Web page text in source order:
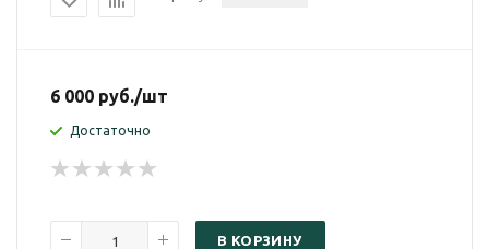
6 000 руб./шт
Достаточно
В КОРЗИНУ